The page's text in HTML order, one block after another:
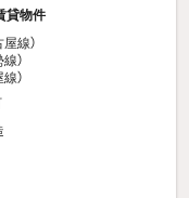
貸物件
線）
）
）